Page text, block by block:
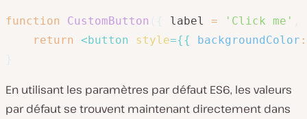
function CustomButton label = 'Click me'
return <button style={{ backgroundColor :
En utilisant les paramètres par défaut ES6, les valeurs
par défaut se trouvent maintenant directement dans